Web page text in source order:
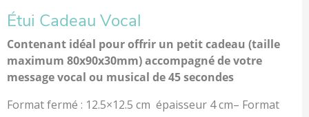
Étui Cadeau Vocal
Contenant idéal pour offrir un petit cadeau (taille
maximum 80x90x30mm) accompagné de votre
message vocal ou musical de 45 secondes
Format fermé : 12.5×12.5 cm épaisseur 4 cm– Format